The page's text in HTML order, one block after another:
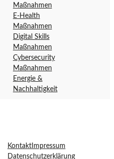
Maßnahmen
E-Health
Maßnahmen
Digital Skills
Maßnahmen
Cybersecurity
Maßnahmen
Energie &
Nachhaltigkeit
KontaktImpressum
Datenschutzerklärung